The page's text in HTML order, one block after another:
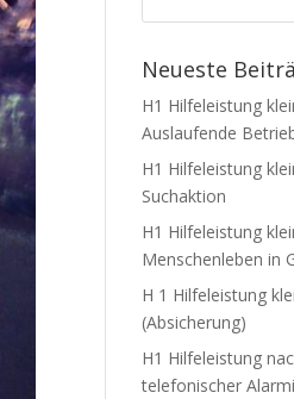
Neueste
H1 Hilfeleistung
Auslaufende
H1 Hilfeleistung
Suchaktion
H1 Hilfeleistung
Menschenleben in
H 1 Hilfeleistung
(Absicherung)
H1 Hilfeleistung
telefonischer